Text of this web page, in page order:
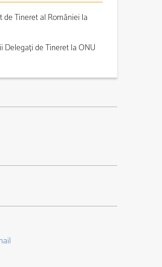
de Tineret al României la
Delegați de Tineret la ONU